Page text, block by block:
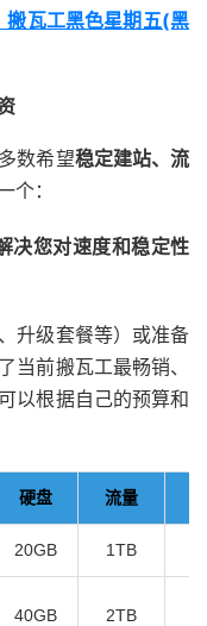
搬瓦工黑色星期五(黑
数希望稳定建站、流
个：
决您对速度和稳定性
升级套餐等）或准备
当前搬瓦工最畅销、
以根据自己的预算和
硬盘 流量
20GB 1TB
40GB 2TB